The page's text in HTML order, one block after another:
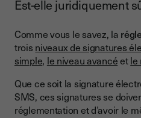
Est-elle juridiquement
Comme vous le savez, la
trois niveaux de signatures
simple, le niveau avancéetle
Que ce soit la signature
SMS, ces signatures se
réglementation et d’avoir le